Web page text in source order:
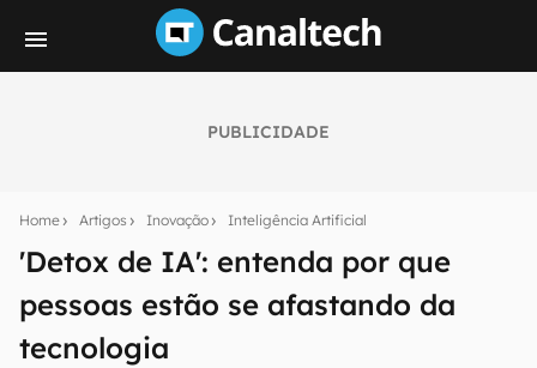
PUBLICIDADE
Home Artigos Inovação Inteligência Artificial
'Detox de IA': entenda por que
pessoas estão se afastando da
tecnologia
notícias e reviews sobre tecnologia em primeira
mão.
E-mail